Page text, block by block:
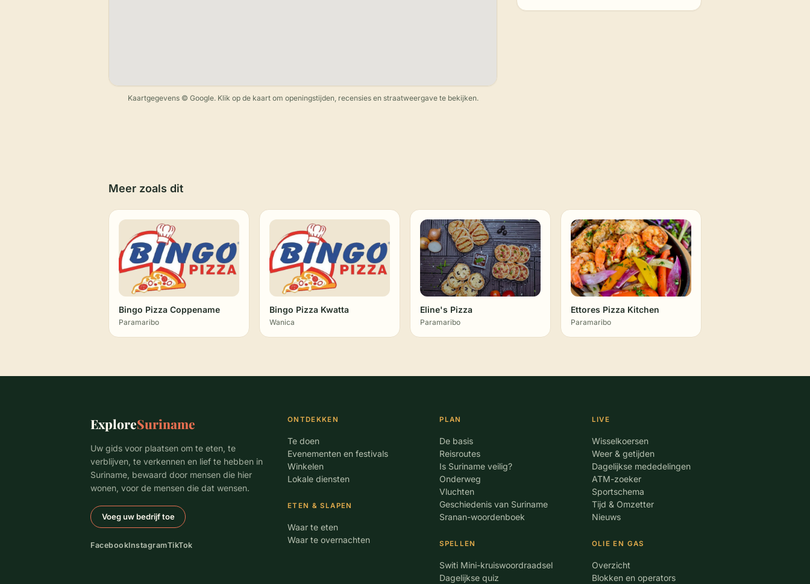
Kaartgegevens © Google. Klik op de kaart om openingstijden, recensies en straatweergave te bekijken.
Meer zoals dit
Bingo Pizza Coppename
Paramaribo
Bingo Pizza Kwatta
Wanica
Eline's Pizza
Paramaribo
Ettores Pizza Kitchen
Paramaribo
ExploreSuriname
Uw gids voor plaatsen om te eten, te
verblijven, te verkennen en lief te hebben in
Suriname, bewaard door mensen die hier
wonen, voor de mensen die dat wensen.
Voeg uw bedrijf toe
FacebookInstagramTikTok
ONTDEKKEN
Te doen
Evenementen en festivals
Winkelen
Lokale diensten
ETEN & SLAPEN
Waar te eten
Waar te overnachten
PLAN
De basis
Reisroutes
Is Suriname veilig?
Onderweg
Vluchten
Geschiedenis van Suriname
Sranan-woordenboek
SPELLEN
Switi Mini-kruiswoordraadsel
Dagelijkse quiz
LIVE
Wisselkoersen
Weer & getijden
Dagelijkse mededelingen
ATM-zoeker
Sportschema
Tijd & Omzetter
Nieuws
OLIE EN GAS
Overzicht
Blokken en operators